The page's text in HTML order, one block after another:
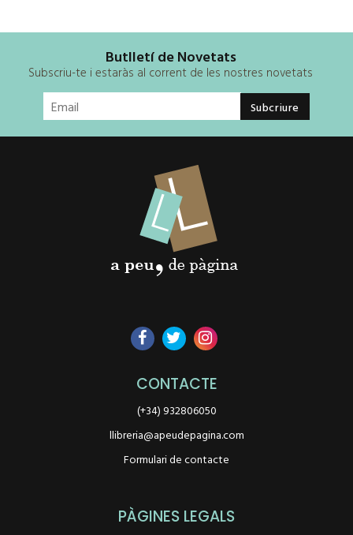
Butlletí de Novetats
Subscriu-te i estaràs al corrent de les nostres novetats
CONTACTE
(+34) 932806050
llibreria@apeudepagina.com
Formulari de contacte
PÀGINES LEGALS